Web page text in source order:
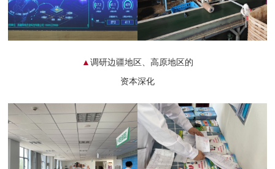
▲ 调研边疆地区、高原地区的
资本深化